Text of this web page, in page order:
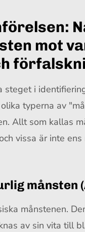
mot
steget i
typerna av
Allt som kallas
vissa är inte ens
månsten
månstenen.
av sin vita till